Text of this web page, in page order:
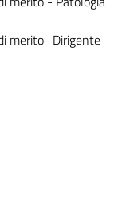
merito- Dirigente